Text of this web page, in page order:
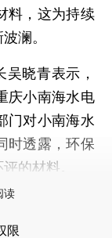
料，这为持续
澜。
晓青表示，
庆小南海水电
门对小南海水
时透露，环保
的材料。
读
限